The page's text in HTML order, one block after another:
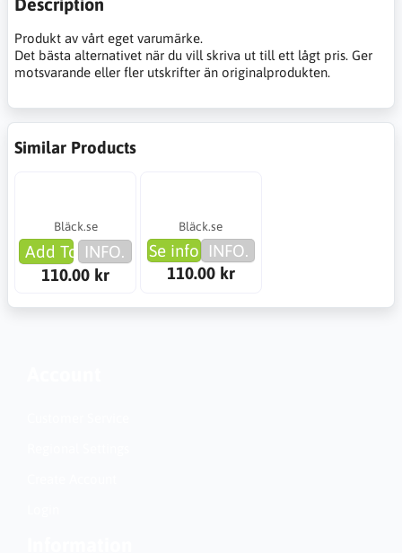
Produkt av vårt eget varumärke.
Det bästa alternativet när du vill skriva ut till ett lågt pris. Ger
motsvarande eller fler utskrifter än originalprodukten.
Similar Products
Bläck.se
Add To Cart
INFO.
110.00 kr
Bläck.se
Se info INFO.
110.00 kr